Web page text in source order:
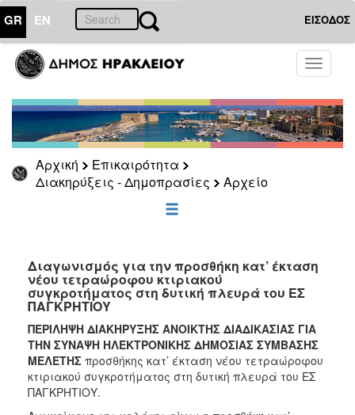
GR EN ΕΙΣΟΔΟΣ
Toggle
Αρχική
Επικαιρότητα
Διακηρύξεις - Δημοπρασίες
Αρχείο
ΕΠΙΚΑΙΡΟΤΗΤΑ
-
Δημοπρασίες
Αρχείο
2026
2025
2022
2021
2020
2019
2018
2017
Διαγωνισμός για την προσθήκη κατ’ έκταση
νέου τετραώροφου κτιριακού
συγκροτήματος στη δυτική πλευρά του ΕΣ
ΠΑΓΚΡΗΤΙΟΥ
ΠΕΡΙΛΗΨΗ ΔΙΑΚΗΡΥΞΗΣ ΑΝΟΙΚΤΗΣ ΔΙΑΔΙΚΑΣΙΑΣ ΓΙΑ
ΤΗΝ ΣΥΝΑΨΗ ΗΛΕΚΤΡΟΝΙΚΗΣ ΔΗΜΟΣΙΑΣ ΣΥΜΒΑΣΗΣ
ΜΕΛΕΤΗΣ προσθήκης κατ’ έκταση νέου τετραώροφου
κτιριακού συγκροτήματος στη δυτική πλευρά του ΕΣ
ΠΑΓΚΡΗΤΙΟΥ.